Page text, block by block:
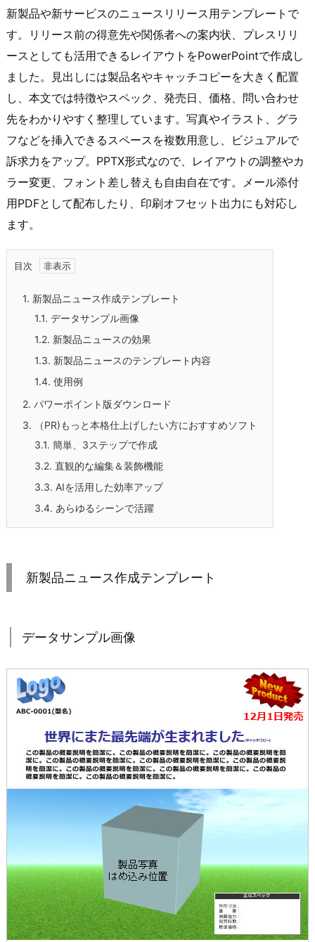
新製品や新サービスのニュースリリース用テンプレートで
す。リリース前の得意先や関係者への案内状、プレスリリ
ースとしても活用できるレイアウトをPowerPointで作成し
ました。見出しには製品名やキャッチコピーを大きく配置
し、本文では特徴やスペック、発売日、価格、問い合わせ
先をわかりやすく整理しています。写真やイラスト、グラ
フなどを挿入できるスペースを複数用意し、ビジュアルで
訴求力をアップ。PPTX形式なので、レイアウトの調整やカ
ラー変更、フォント差し替えも自由自在です。メール添付
用PDFとして配布したり、印刷オフセット出力にも対応し
ます。
目次
1. 新製品ニュース作成テンプレート
1.1. データサンプル画像
1.2. 新製品ニュースの効果
1.3. 新製品ニュースのテンプレート内容
1.4. 使用例
2. パワーポイント版ダウンロード
3. （PR)もっと本格仕上げしたい方におすすめソフト
3.1. 簡単、3ステップで作成
3.2. 直観的な編集＆装飾機能
3.3. AIを活用した効率アップ
3.4. あらゆるシーンで活躍
新製品ニュース作成テンプレート
データサンプル画像